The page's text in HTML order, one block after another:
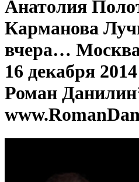
Анатолия
Карманова
вчера…
16 декабря
Роман